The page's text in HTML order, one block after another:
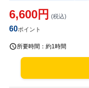
6,600円 (税込)
60ポイント
所要時間： 約1時間